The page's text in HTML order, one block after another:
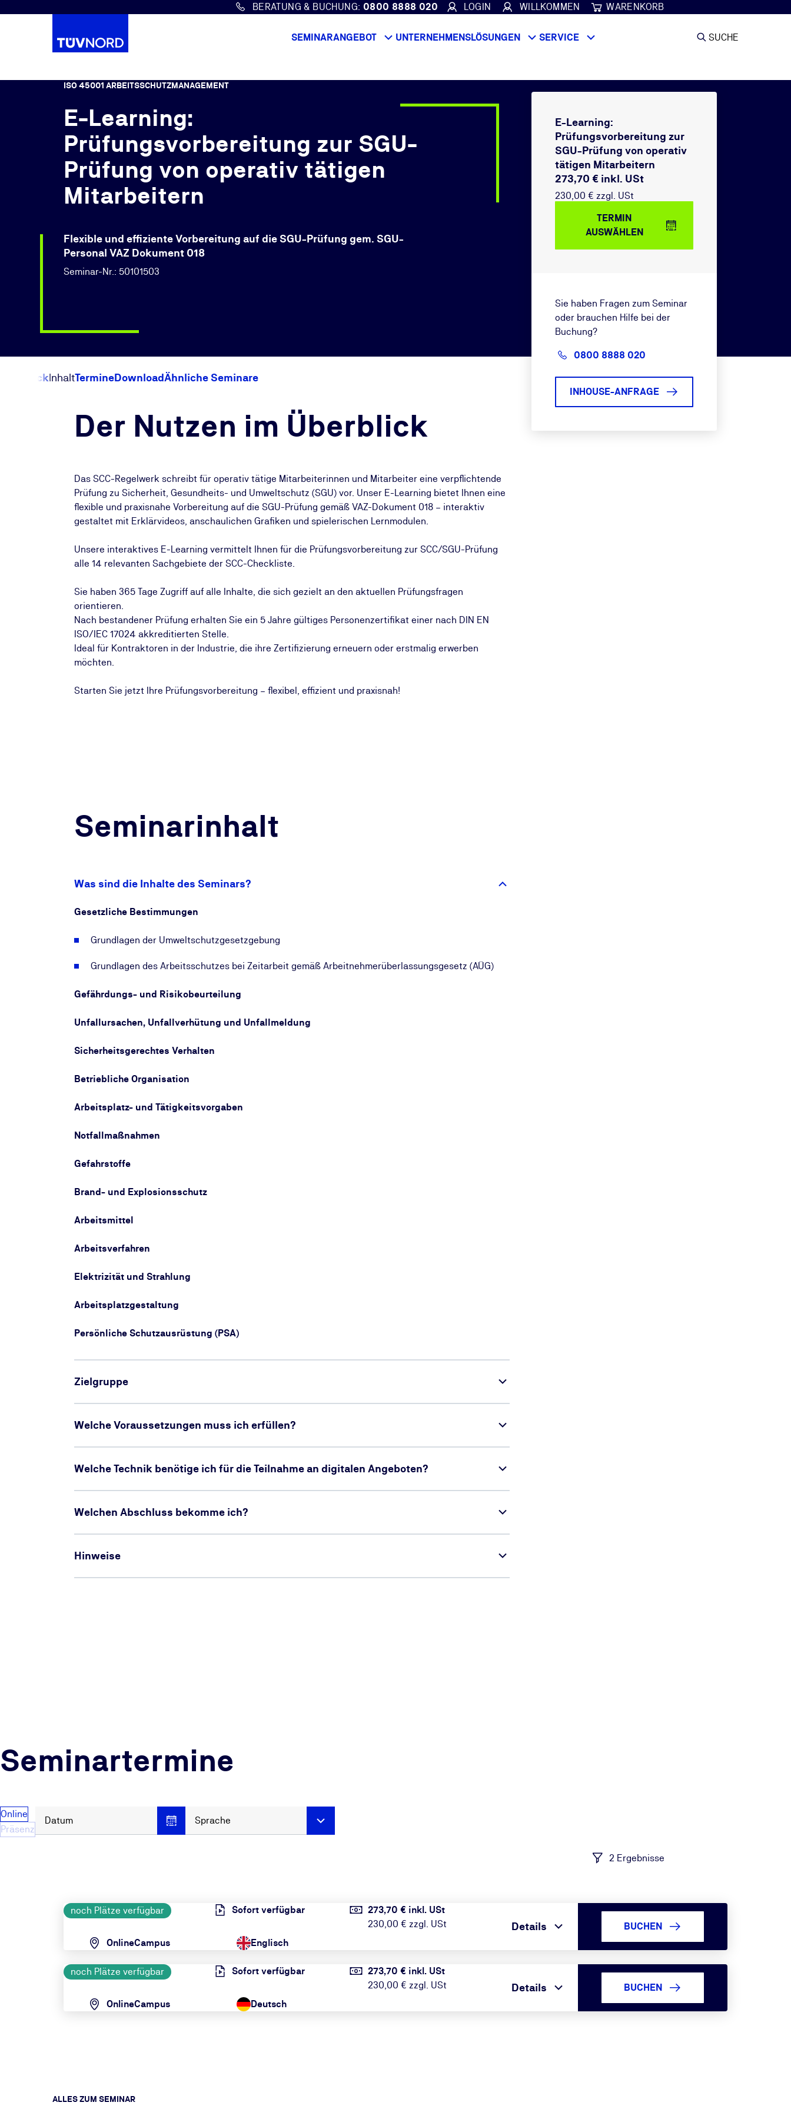
Springe zum Hauptinhalt
BERATUNG & BUCHUNG: 0800 8888 020 LOGIN WILLKOMMEN WARENKORB
SEMINARANGEBOT UNTERNEHMENSLÖSUNGEN SERVICE SUCHE
ISO 45001 ARBEITSSCHUTZMANAGEMENT
E-Learning:
Prüfungsvorbereitung zur SGU-
Prüfung von operativ tätigen
Mitarbeitern
Flexible und effiziente Vorbereitung auf die SGU-Prüfung gem. SGU-
Personal VAZ Dokument 018
Seminar-Nr.: 50101503
ÜberblickInhaltTermineDownloadÄhnliche Seminare
Der Nutzen im Überblick
Das SCC-Regelwerk schreibt für operativ tätige Mitarbeiterinnen und Mitarbeiter eine verpflichtende
Prüfung zu Sicherheit, Gesundheits- und Umweltschutz (SGU) vor. Unser E-Learning bietet Ihnen eine
flexible und praxisnahe Vorbereitung auf die SGU-Prüfung gemäß VAZ-Dokument 018 – interaktiv
gestaltet mit Erklärvideos, anschaulichen Grafiken und spielerischen Lernmodulen.
Unsere interaktives E-Learning vermittelt Ihnen für die Prüfungsvorbereitung zur SCC/SGU-Prüfung
alle 14 relevanten Sachgebiete der SCC-Checkliste.
Sie haben 365 Tage Zugriff auf alle Inhalte, die sich gezielt an den aktuellen Prüfungsfragen
orientieren.
Nach bestandener Prüfung erhalten Sie ein 5 Jahre gültiges Personenzertifikat einer nach DIN EN
ISO/IEC 17024 akkreditierten Stelle.
Ideal für Kontraktoren in der Industrie, die ihre Zertifizierung erneuern oder erstmalig erwerben
möchten.
Starten Sie jetzt Ihre Prüfungsvorbereitung – flexibel, effizient und praxisnah!
Seminarinhalt
Was sind die Inhalte des Seminars?
Gesetzliche Bestimmungen
Grundlagen der Umweltschutzgesetzgebung
Grundlagen des Arbeitsschutzes bei Zeitarbeit gemäß Arbeitnehmerüberlassungsgesetz (AÜG)
Gefährdungs- und Risikobeurteilung
Unfallursachen, Unfallverhütung und Unfallmeldung
Sicherheitsgerechtes Verhalten
Betriebliche Organisation
Arbeitsplatz- und Tätigkeitsvorgaben
Notfallmaßnahmen
Gefahrstoffe
Brand- und Explosionsschutz
Arbeitsmittel
Arbeitsverfahren
Elektrizität und Strahlung
Arbeitsplatzgestaltung
Persönliche Schutzausrüstung (PSA)
Zielgruppe
Welche Voraussetzungen muss ich erfüllen?
Welche Technik benötige ich für die Teilnahme an digitalen Angeboten?
Welchen Abschluss bekomme ich?
Hinweise
E-Learning:
Prüfungsvorbereitung zur
SGU-Prüfung von operativ
tätigen Mitarbeitern
273,70 € inkl. USt
230,00 € zzgl. USt
TERMIN
AUSWÄHLEN
Sie haben Fragen zum Seminar
oder brauchen Hilfe bei der
Buchung?
0800 8888 020
INHOUSE-ANFRAGE
Seminartermine
Online
Präsenz
Datum Sprache
2 Ergebnisse
noch Plätze verfügbar Sofort verfügbar
273,70 € inkl. USt
230,00 € zzgl. USt
OnlineCampus
Englisch
Details BUCHEN
noch Plätze verfügbar Sofort verfügbar
273,70 € inkl. USt
230,00 € zzgl. USt
OnlineCampus
Deutsch
Details BUCHEN
ALLES ZUM SEMINAR